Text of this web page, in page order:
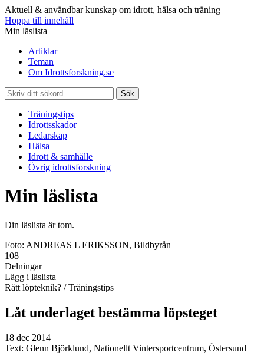
Aktuell & användbar kunskap om idrott, hälsa och träning
Hoppa till innehåll
Min läslista
Artiklar
Teman
Om Idrottsforskning.se
Sök
Träningstips
Idrottsskador
Ledarskap
Hälsa
Idrott & samhälle
Övrig idrottsforskning
Min läslista
Din läslista är tom.
Foto: ANDREAS L ERIKSSON, Bildbyrån
108
Delningar
Lägg i läslista
Rätt löpteknik? / Träningstips
Låt underlaget bestämma löpsteget
18 dec 2014
Text: Glenn Björklund, Nationellt Vintersportcentrum, Östersund